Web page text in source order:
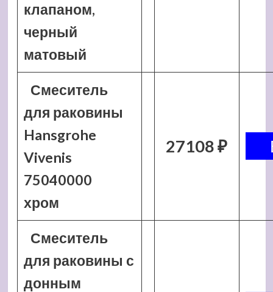
клапаном,
черный
матовый
Смеситель
для раковины
Hansgrohe
Vivenis
75040000
хром
27108 ₽
Смеситель
для раковины с
донным